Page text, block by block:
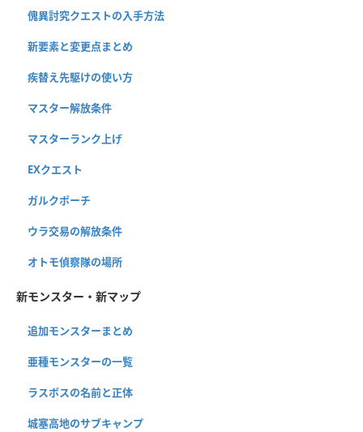
傀異討究クエストの入手方法
新要素と変更点まとめ
疾替え先駆けの使い方
マスター解放条件
マスターランク上げ
EXクエスト
ガルクポーチ
ウラ交易の解放条件
オトモ偵察隊の場所
新モンスター・新マップ
追加モンスターまとめ
亜種モンスターの一覧
ラスボスの名前と正体
城塞高地のサブキャンプ